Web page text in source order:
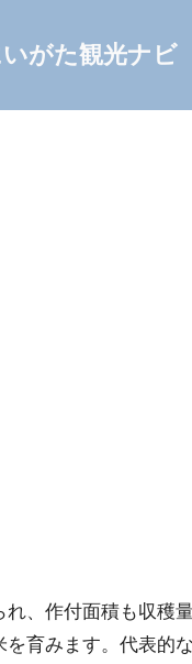
いがた観光ナビ
、作付面積も収穫量
育みます。代表的